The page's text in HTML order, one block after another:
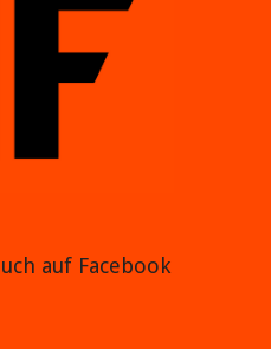
auf Facebook